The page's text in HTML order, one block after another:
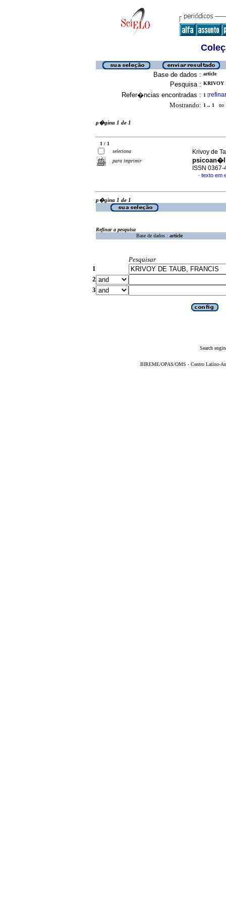
Base de dados : article
Pesquisa : KRIVOY
Refer�ncias encontradas : 1 [refinar
Mostrando: 1 .. 1 no
p�gina 1 de 1
1 / 1
seleciona
para imprimir
Krivoy de
ISSN 0367-
· texto em
p�gina 1 de 1
Refinar a pesquisa
Base de dados : article
Pesquisar
1
2
3
Search
BIREME/OPAS/OMS - Centro Latino-